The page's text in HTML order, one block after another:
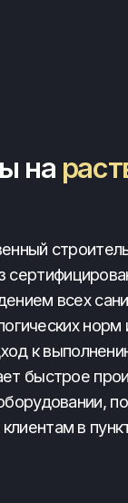
раствор,
работы
производство
после чего заказы
в пункт назначения.